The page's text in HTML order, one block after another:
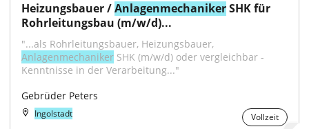
Heizungsbauer / Anlagenmechaniker SHK für
Rohrleitungsbau (m/w/d)...
Anlagenmechaniker SHK (m/w/d) oder vergleichbar -
Kenntnisse in der Verarbeitung..."
Gebrüder Peters
Ingolstadt Vollzeit